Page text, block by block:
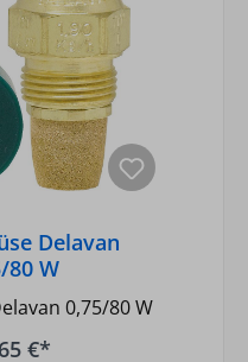
Delavan
80 W
0,75/80 W
€*